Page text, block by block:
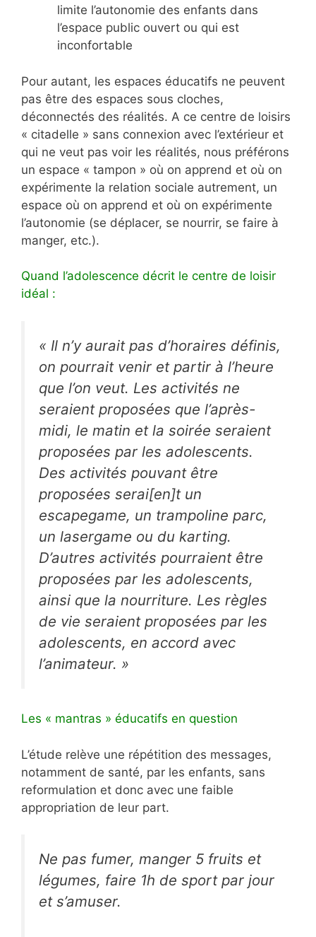
limite l’autonomie des enfants dans
l’espace public ouvert ou qui est
inconfortable
Pour autant, les espaces éducatifs ne peuvent
pas être des espaces sous cloches,
déconnectés des réalités. A ce centre de loisirs
« citadelle » sans connexion avec l’extérieur et
qui ne veut pas voir les réalités, nous préférons
un espace « tampon » où on apprend et où on
expérimente la relation sociale autrement, un
espace où on apprend et où on expérimente
l’autonomie (se déplacer, se nourrir, se faire à
manger, etc.).
Quand l’adolescence décrit le centre de loisir
idéal :
« Il n’y aurait pas d’horaires définis,
on pourrait venir et partir à l’heure
que l’on veut. Les activités ne
seraient proposées que l’après-
midi, le matin et la soirée seraient
proposées par les adolescents.
Des activités pouvant être
proposées serai[en]t un
escapegame, un trampoline parc,
un lasergame ou du karting.
D’autres activités pourraient être
proposées par les adolescents,
ainsi que la nourriture. Les règles
de vie seraient proposées par les
adolescents, en accord avec
l’animateur. »
Les « mantras » éducatifs en question
L’étude relève une répétition des messages,
notamment de santé, par les enfants, sans
reformulation et donc avec une faible
appropriation de leur part.
Ne pas fumer, manger 5 fruits et
légumes, faire 1h de sport par jour
et s’amuser.